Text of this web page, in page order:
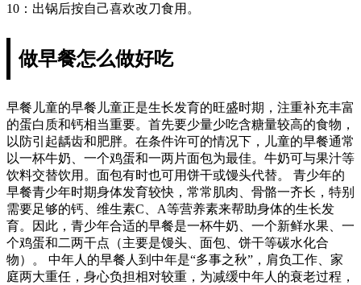
10：出锅后按自己喜欢改刀食用。
做早餐怎么做好吃
早餐儿童的早餐儿童正是生长发育的旺盛时期，注重补充丰富
的蛋白质和钙相当重要。首先要少量少吃含糖量较高的食物，
以防引起龋齿和肥胖。在条件许可的情况下，儿童的早餐通常
以一杯牛奶、一个鸡蛋和一两片面包为最佳。牛奶可与果汁等
饮料交替饮用。面包有时也可用饼干或馒头代替。 青少年的
早餐青少年时期身体发育较快，常常肌肉、骨骼一齐长，特别
需要足够的钙、维生素C、A等营养素来帮助身体的生长发
育。因此，青少年合适的早餐是一杯牛奶、一个新鲜水果、一
个鸡蛋和二两干点（主要是馒头、面包、饼干等碳水化合
物）。 中年人的早餐人到中年是“多事之秋”，肩负工作、家
庭两大重任，身心负担相对较重，为减缓中年人的衰老过程，